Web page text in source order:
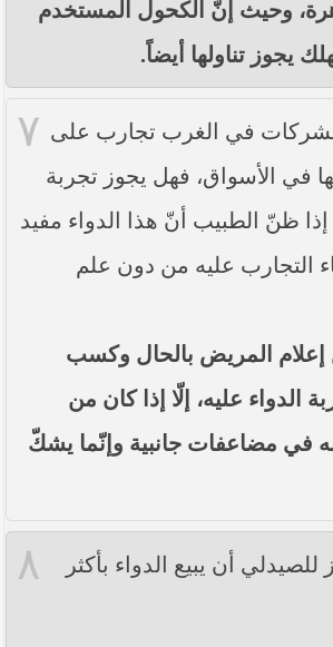
وحيث إنّ الكحول المستخدم
يجوز تناولها أيضاً.
٧ في الغرب تجارب على
في الأسواق، فهل يجوز تجربة
ظنّ الطبيب أنّ هذا الدواء مفيد
التجارب عليه من دون علم
إعلام المريض بالحال وكسب
الدواء عليه، إلّا إذا كان من
في مضاعفات جانبية وإنّما يشكّ
٨
أن يبيع الدواء بأكثر